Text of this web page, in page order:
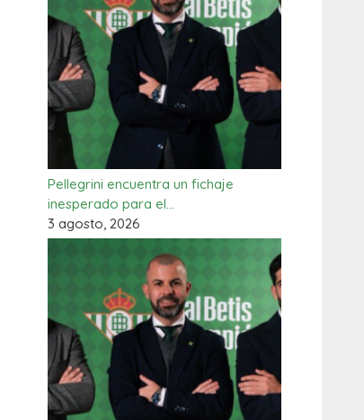
Pellegrini encuentra un fichaje
inesperado para el…
3 agosto, 2026